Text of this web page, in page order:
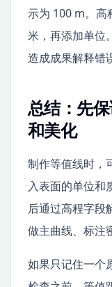
示为 100 m。高
米，再添加单位
造成成果解释错
总结：先
和美化
制作等值线时，
入表面的单位和
后通过高程字段
做主曲线、标注
如果只记住一个